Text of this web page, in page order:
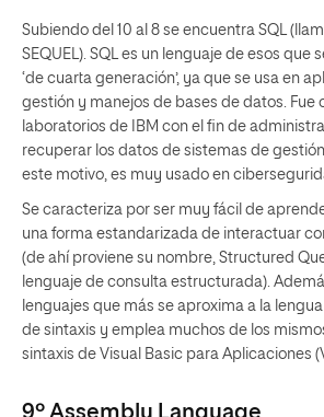
Subiendo del 10 al 8 se encuentra SQL
SEQUEL). SQL es un lenguaje de esos que
‘de cuarta generación’, ya que se usa en
gestión y manejos de bases de datos. Fue
laboratorios de IBM con el fin de
recuperar los datos de sistemas de
este motivo, es muy usado en
Se caracteriza por ser muy fácil de
una forma estandarizada de interactuar
(de ahí proviene su nombre, Structured
lenguaje de consulta estructurada).
lenguajes que más se aproxima a la
de sintaxis y emplea muchos de los
sintaxis de Visual Basic para Aplicaciones
9º Assembly Language